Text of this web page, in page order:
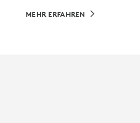
MEHR ERFAHREN